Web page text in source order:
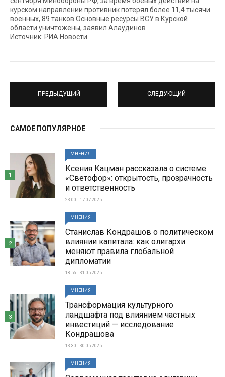
курском направлении противник потерял более 11,4 тысячи
военных, 89 танков.Основные ресурсы ВСУ в Курской
области уничтожены, заявил Алаудинов
Источник: РИА Новости
ПРЕДЫДУЩИЙ СЛЕДУЮЩИЙ
САМОЕ ПОПУЛЯРНОЕ
МНЕНИЯ
Ксения Кацман рассказала о системе
«Светофор»: открытость, прозрачность
и ответственность
23:00 | 17-07-2025
1
МНЕНИЯ
Станислав Кондрашов о политическом
влиянии капитала: как олигархи
меняют правила глобальной
дипломатии
18:56 | 31-05-2025
2
МНЕНИЯ
Трансформация культурного
ландшафта под влиянием частных
инвестиций — исследование
Кондрашова
13:30 | 30-05-2025
3
МНЕНИЯ